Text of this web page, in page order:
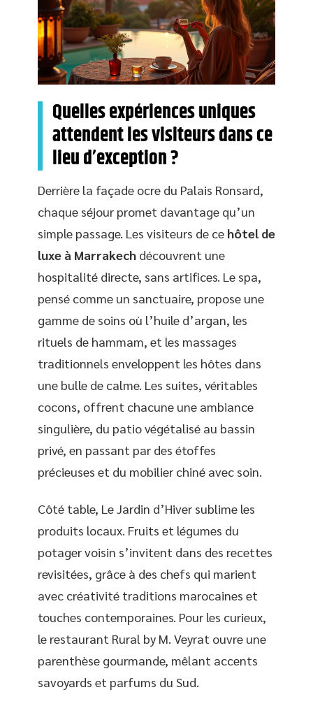
Quelles expériences uniques
attendent les visiteurs dans ce
lieu d’exception ?
Derrière la façade ocre du Palais Ronsard,
chaque séjour promet davantage qu’un
simple passage. Les visiteurs de ce hôtel de
luxe à Marrakech découvrent une
hospitalité directe, sans artifices. Le spa,
pensé comme un sanctuaire, propose une
gamme de soins où l’huile d’argan, les
rituels de hammam, et les massages
traditionnels enveloppent les hôtes dans
une bulle de calme. Les suites, véritables
cocons, offrent chacune une ambiance
singulière, du patio végétalisé au bassin
privé, en passant par des étoffes
précieuses et du mobilier chiné avec soin.
Côté table, Le Jardin d’Hiver sublime les
produits locaux. Fruits et légumes du
potager voisin s’invitent dans des recettes
revisitées, grâce à des chefs qui marient
avec créativité traditions marocaines et
touches contemporaines. Pour les curieux,
le restaurant Rural by M. Veyrat ouvre une
parenthèse gourmande, mêlant accents
savoyards et parfums du Sud.